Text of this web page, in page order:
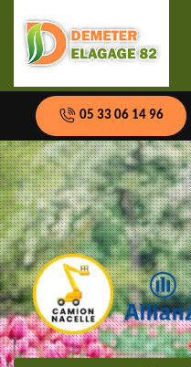
05 33 06 14 96